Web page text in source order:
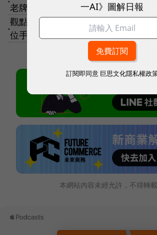
●
老牌遊戲廠變控股公司，董座怎麼說？
●
觀點｜誰瞄準了蘋果的阿基里斯腱
位手機銷售王，中系品牌有望填平護
本網站內容未經允許，不得轉載
一AI》圖解日報
訂閱即同意 巨思文化隱私權政